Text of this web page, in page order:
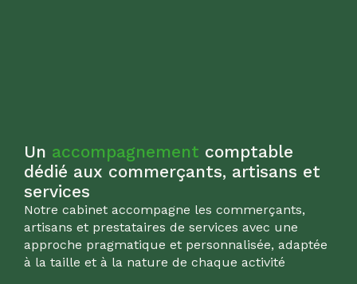
Un accompagnement comptable
dédié aux commerçants, artisans et
services
Notre cabinet accompagne les commerçants,
artisans et prestataires de services avec une
approche pragmatique et personnalisée, adaptée
à la taille et à la nature de chaque activité